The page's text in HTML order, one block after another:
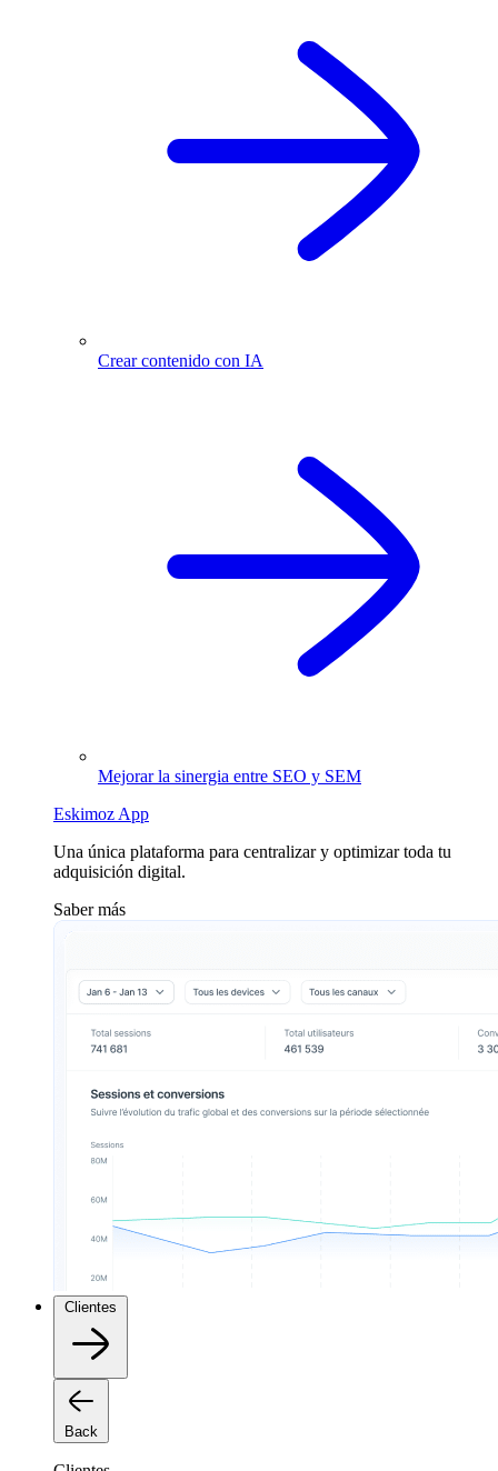
Crear contenido con IA
Mejorar la sinergia entre SEO y SEM
Eskimoz App
Una única plataforma para centralizar y optimizar toda tu
adquisición digital.
Saber más
Clientes
Back